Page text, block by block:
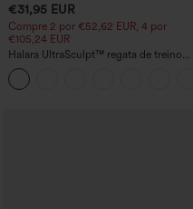
€31,95 EUR
Compre 2 por €52,62 EUR, 4 por
€105,24 EUR
Halara UltraSculpt™ regata de treino
com decote redondo e barra curva